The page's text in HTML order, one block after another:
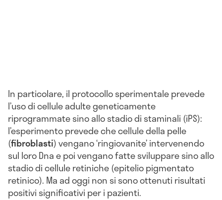
In particolare, il protocollo sperimentale prevede
l’uso di cellule adulte geneticamente
riprogrammate sino allo stadio di staminali (iPS):
l’esperimento prevede che cellule della pelle
(fibroblasti) vengano ‘ringiovanite’ intervenendo
sul loro Dna e poi vengano fatte sviluppare sino allo
stadio di cellule retiniche (epitelio pigmentato
retinico). Ma ad oggi non si sono ottenuti risultati
positivi significativi per i pazienti.